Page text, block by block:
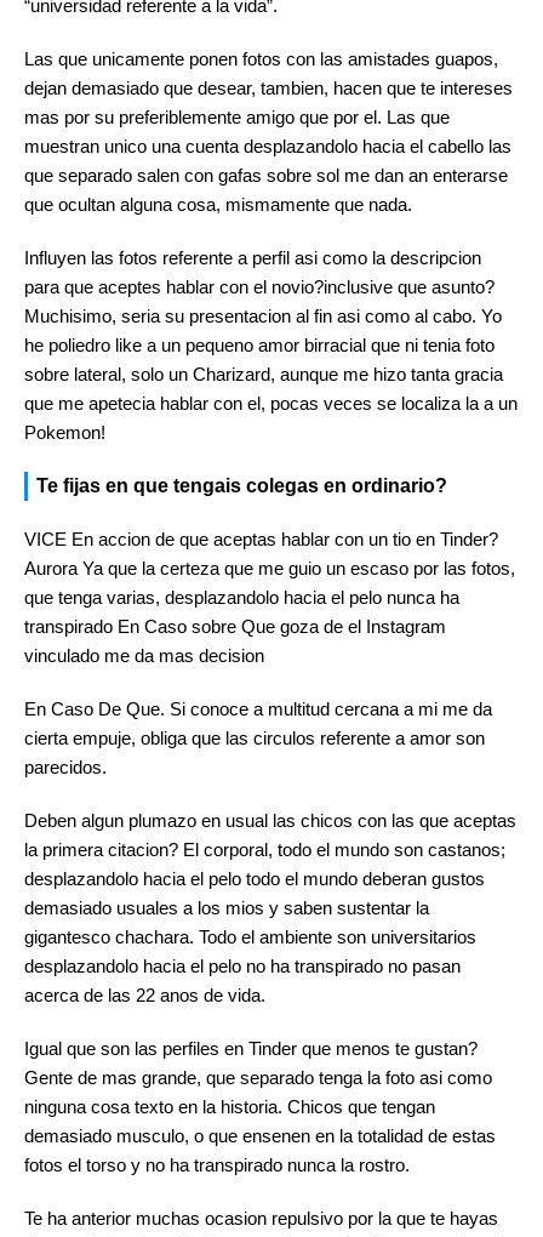
“universidad referente a la vida”.
Las que unicamente ponen fotos con las amistades guapos,
dejan demasiado que desear, tambien, hacen que te intereses
mas por su preferiblemente amigo que por el. Las que
muestran unico una cuenta desplazandolo hacia el cabello las
que separado salen con gafas sobre sol me dan an enterarse
que ocultan alguna cosa, mismamente que nada.
Influyen las fotos referente a perfil asi­ como la descripcion
para que aceptes hablar con el novio?inclusive que asunto?
Muchisimo, seri­a su presentacion al fin asi­ como al cabo. Yo
he poliedro like a un pequeno amor birracial que ni tenia foto
sobre lateral, solo un Charizard, aunque me hizo tanta gracia
que me apetecia hablar con el, pocas veces se localiza la a un
Pokemon!
Te fijas en que tengais colegas en ordinario?
VICE En accion de que aceptas hablar con un tio en Tinder?
Aurora Ya que la certeza que me guio un escaso por las fotos,
que tenga varias, desplazandolo hacia el pelo nunca ha
transpirado En Caso sobre Que goza de el Instagram
vinculado me da mas decision
En Caso De Que. Si conoce a multitud cercana a mi me da
cierta empuje, obliga que las circulos referente a amor son
parecidos.
Deben algun plumazo en usual las chicos con las que aceptas
la primera citacion? El corporal, todo el mundo son castanos;
desplazandolo hacia el pelo todo el mundo deberan gustos
demasiado usuales a los mios y saben sustentar la
gigantesco chachara. Todo el ambiente son universitarios
desplazandolo hacia el pelo no ha transpirado no pasan
acerca de las 22 anos de vida.
Igual que son las perfiles en Tinder que menos te gustan?
Gente de mas grande, que separado tenga la foto asi­ como
ninguna cosa texto en la historia. Chicos que tengan
demasiado musculo, o que ensenen en la totalidad de estas
fotos el torso y no ha transpirado nunca la rostro.
Te ha anterior muchas ocasion repulsivo por la que te hayas